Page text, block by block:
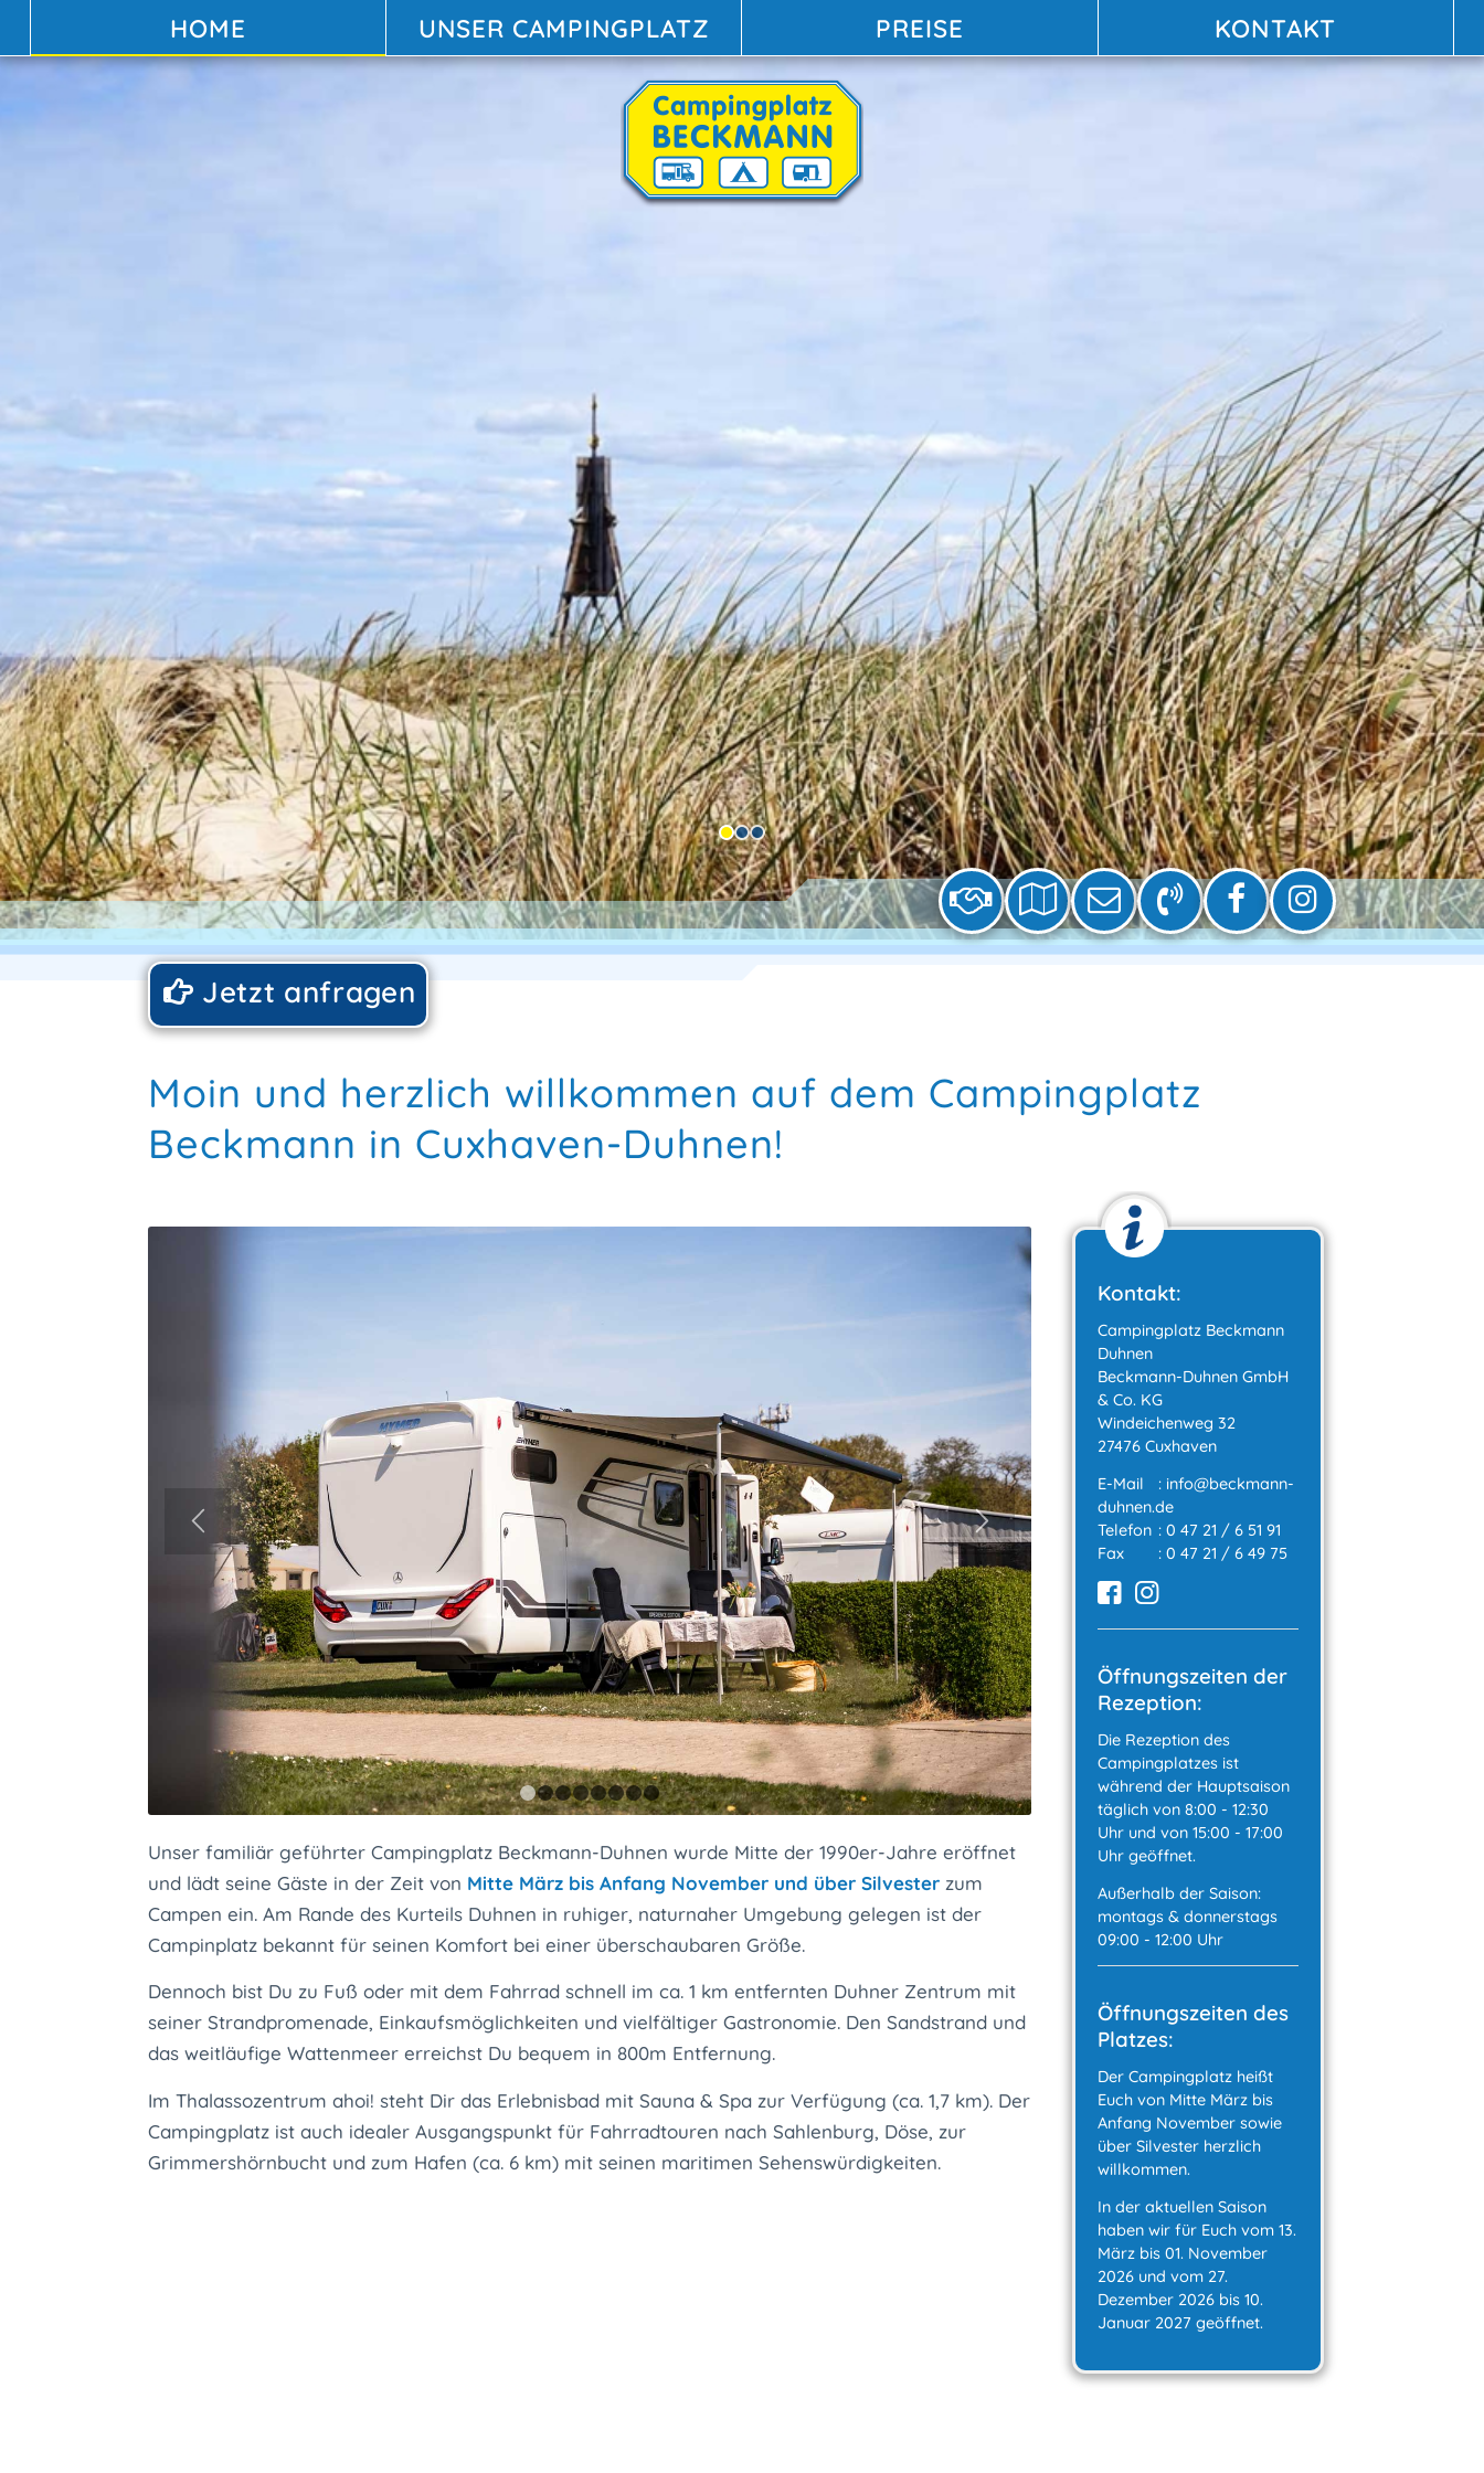
HOME UNSER CAMPINGPLATZ PREISE KONTAKT
Jetzt anfragen
Moin und herzlich willkommen auf dem Campingplatz
Beckmann in Cuxhaven-Duhnen!
1 2 3 4 5 6 7 8
Unser familiär geführter Campingplatz Beckmann-Duhnen wurde Mitte der 1990er-Jahre eröffnet
und lädt seine Gäste in der Zeit von Mitte März bis Anfang November und über Silvester zum
Campen ein. Am Rande des Kurteils Duhnen in ruhiger, naturnaher Umgebung gelegen ist der
Campinplatz bekannt für seinen Komfort bei einer überschaubaren Größe.
Dennoch bist Du zu Fuß oder mit dem Fahrrad schnell im ca. 1 km entfernten Duhner Zentrum mit
seiner Strandpromenade, Einkaufsmöglichkeiten und vielfältiger Gastronomie. Den Sandstrand und
das weitläufige Wattenmeer erreichst Du bequem in 800m Entfernung.
Im Thalassozentrum ahoi! steht Dir das Erlebnisbad mit Sauna & Spa zur Verfügung (ca. 1,7 km). Der
Campingplatz ist auch idealer Ausgangspunkt für Fahrradtouren nach Sahlenburg, Döse, zur
Grimmershörnbucht und zum Hafen (ca. 6 km) mit seinen maritimen Sehenswürdigkeiten.
Kontakt:
Campingplatz Beckmann
Duhnen
Beckmann-Duhnen GmbH
& Co. KG
Windeichenweg 32
27476 Cuxhaven
E-Mail
: info@beckmann-
duhnen.de
Telefon :0 47 21 / 6 51 91
Fax
: 0 47 21 / 6 49 75
Öffnungszeiten der
Rezeption:
Die Rezeption des
Campingplatzes ist
während der Hauptsaison
täglich von 8:00 - 12:30
Uhr und von 15:00 - 17:00
Uhr geöffnet.
Außerhalb der Saison:
montags & donnerstags
09:00 - 12:00 Uhr
Öffnungszeiten des
Platzes:
Der Campingplatz heißt
Euch von Mitte März bis
Anfang November sowie
über Silvester herzlich
willkommen.
In der aktuellen Saison
haben wir für Euch vom 13.
März bis 01. November
2026 und vom 27.
Dezember 2026 bis 10.
Januar 2027 geöffnet.